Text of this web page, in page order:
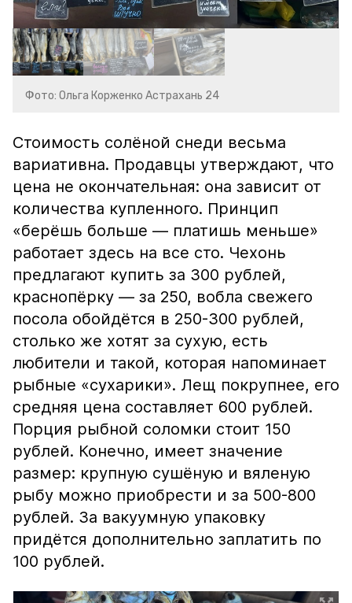
Фото: Ольга Корженко Астрахань 24
Стоимость солёной снеди весьма
вариативна. Продавцы утверждают, что
цена не окончательная: она зависит от
количества купленного. Принцип
«берёшь больше — платишь меньше»
работает здесь на все сто. Чехонь
предлагают купить за 300 рублей,
краснопёрку — за 250, вобла свежего
посола обойдётся в 250-300 рублей,
столько же хотят за сухую, есть
любители и такой, которая напоминает
рыбные «сухарики». Лещ покрупнее, его
средняя цена составляет 600 рублей.
Порция рыбной соломки стоит 150
рублей. Конечно, имеет значение
размер: крупную сушёную и вяленую
рыбу можно приобрести и за 500-800
рублей. За вакуумную упаковку
придётся дополнительно заплатить по
100 рублей.